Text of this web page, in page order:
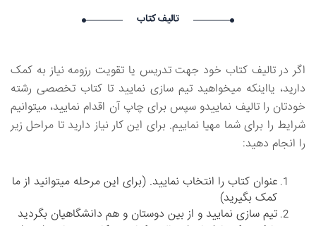
درخواست استخدام شما با موفقیت انجام شد ساعت ۱:۱:۶ تاریخ
۱۴۰۵/۵/۱۵
Shkola onlain_bdPl Shkola onlain_bdPl گرامی : درخواست
استخدام شما با موفقیت انجام شد ساعت ۲۳:۴۱:۹ تاریخ ۱۴۰۵/۵/۱۴
تالیف کتاب
اگر در تالیف کتاب خود جهت تدریس یا تقویت رزومه نیاز به کمک
دارید، یااینکه میخواهید تیم سازی نمایید تا کتاب تخصصی رشته
خودتان را تالیف نماییدو سپس برای چاپ آن اقدام نمایید، میتوانیم
شرایط را برای شما مهیا نماییم. برای این کار نیاز دارید تا مراحل زیر
را انجام دهید:
عنوان کتاب را انتخاب نمایید. (برای این مرحله میتوانید از ما
کمک بگیرید)
تیم سازی نمایید و از بین دوستان و هم دانشگاهیان بگردید